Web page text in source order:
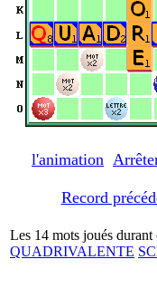
l'animation
Record
Les 14 mots joués durant
QUADRIVALENTE